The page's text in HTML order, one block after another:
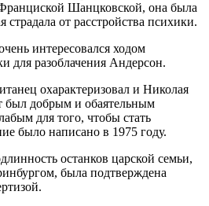
Шанцковской, она была
страдала от расстройства психики.
интересовался ходом
для разоблачения Андерсон.
охарактеризовал и Николая
был добрым и обаятельным
для того, чтобы стать
было написано в 1975 году.
останков царской семьи,
была подтверждена